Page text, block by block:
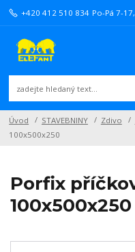
+420 412 510 834 Po-Pá 7-
Úvod STAVEBNINY Zdivo
100x500x250
Porfix
100x500x250